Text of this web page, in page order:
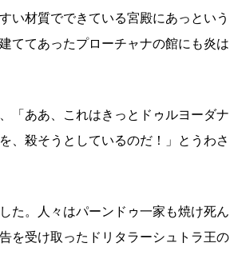
い材質でできている宮殿にあっという
ててあったプローチャナの館にも炎は
「ああ、これはきっとドゥルヨーダナ
、殺そうとしているのだ！」とうわさ
た。人々はパーンドゥ一家も焼け死ん
を受け取ったドリタラーシュトラ王の